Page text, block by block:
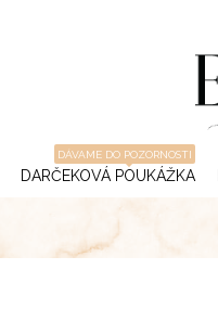
DARČEKOVÁ POUKÁŽKA
DÁVAME DO POZORNOSTI